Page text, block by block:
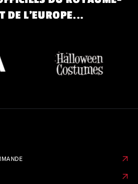
DE L'EUROPE...